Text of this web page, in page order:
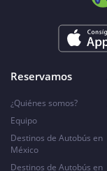
Reservamos
¿Quiénes somos?
Equipo
Destinos de Autobús en
México
Destinos de Autobús en